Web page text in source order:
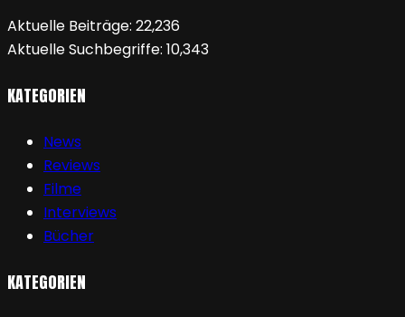
Aktuelle Beiträge: 22,236
Aktuelle Suchbegriffe: 10,343
KATEGORIEN
News
Reviews
Filme
Interviews
Bücher
KATEGORIEN